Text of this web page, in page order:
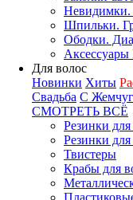
Шпильки.
Ободки.
Аксессуары
Для волос
Новинки Хиты
Свадьба С
СМОТРЕТЬ ВСЁ
Резинки для
Резинки
Твистеры
Крабы для